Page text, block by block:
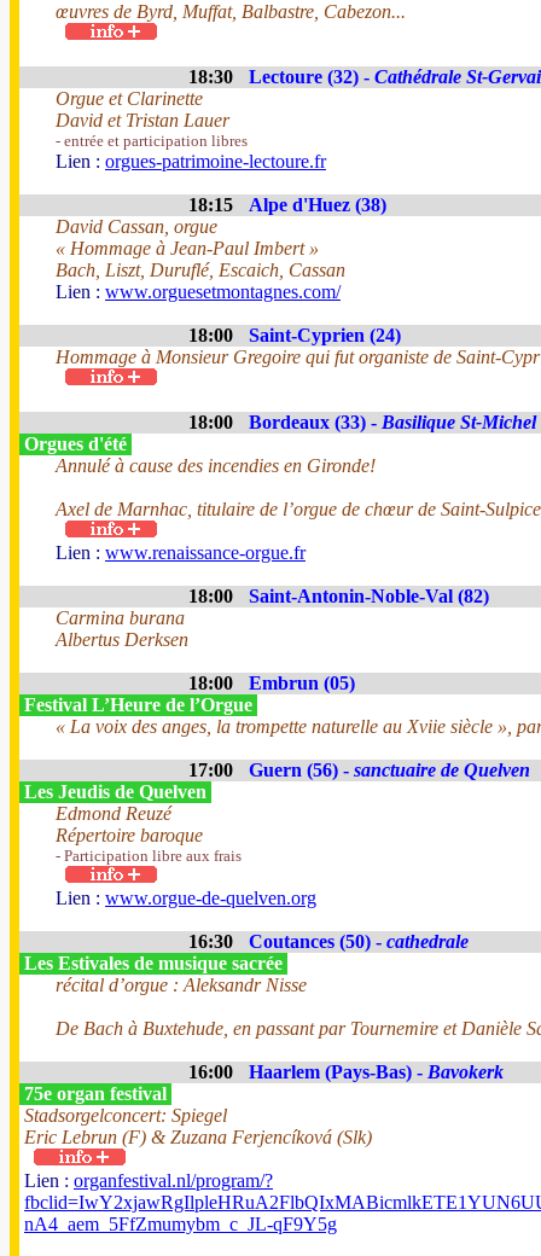
œuvres de Byrd, Muffat, Balbastre, Cabezon...
18:30 Lectoure (32) - Cathédrale St-
Orgue et Clarinette
David et Tristan Lauer
- entrée et participation libres
Lien : orgues-patrimoine-lectoure.fr
18:15
Alpe d'Huez (38)
David Cassan, orgue
« Hommage à Jean-Paul Imbert »
Bach, Liszt, Duruflé, Escaich, Cassan
Lien : www.orguesetmontagnes.com/
18:00
Saint-Cyprien (24)
Hommage à Monsieur Gregoire qui fut organiste de Saint-
18:00 Bordeaux (33) - Basilique St-Michel
Orgues d'été
Annulé à cause des incendies en Gironde!
Axel de Marnhac, titulaire de l’orgue de chœur de Saint-
Lien : www.renaissance-orgue.fr
18:00
Saint-Antonin-Noble-Val (82)
Carmina burana
Albertus Derksen
18:00
Embrun (05)
Festival L’Heure de l’Orgue
« La voix des anges, la trompette naturelle au Xviie siècle »,
17:00 Guern (56) - sanctuaire de Quelven
Les Jeudis de Quelven
Edmond Reuzé
Répertoire baroque
- Participation libre aux frais
Lien : www.orgue-de-quelven.org
16:30 Coutances (50) - cathedrale
Les Estivales de musique sacrée
récital d’orgue : Aleksandr Nisse
De Bach à Buxtehude, en passant par Tournemire et Danièle
16:00 Haarlem (Pays-Bas) - Bavokerk
75e organ festival
Stadsorgelconcert: Spiegel
Eric Lebrun (F) & Zuzana Ferjencíková (Slk)
Lien : organfestival.nl/program/?
nA4_aem_5FfZmumybm_c_JL-qF9Y5g